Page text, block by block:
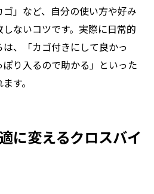
」など、自分の使い方や好み
ないコツです。実際に日常的
、「カゴ付きにして良かっ
り入るので助かる」といった
す。
に変えるクロスバイ